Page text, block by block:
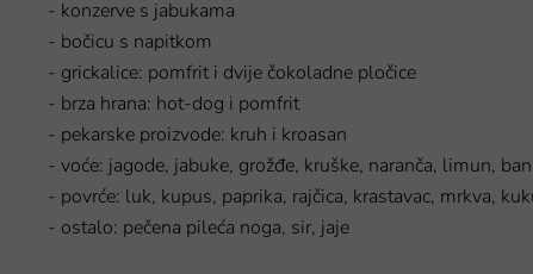
- konzerve s jabukama
- bočicu s napitkom
- grickalice: pomfrit i dvije čokoladne pločice
- brza hrana: hot-dog i pomfrit
- pekarske proizvode: kruh i kroasan
- voće: jagode, jabuke, grožđe, kruške, naranča, limun,
- povrće: luk, kupus, paprika, rajčica, krastavac, mrkva,
- ostalo: pečena pileća noga, sir, jaje